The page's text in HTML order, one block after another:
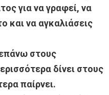
για να γραφεί, να
και να αγκαλιάσεις
στους
δίνει στους
παίρνει.